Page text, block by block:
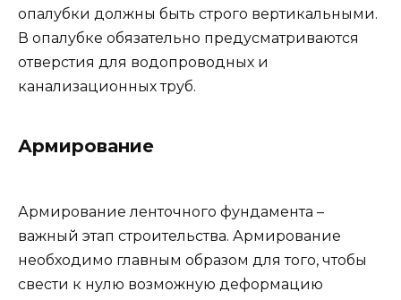
опалубки должны быть строго вертикальными.
В опалубке обязательно предусматриваются
отверстия для водопроводных и
канализационных труб.
Армирование
Армирование ленточного фундамента –
важный этап строительства. Армирование
необходимо главным образом для того, чтобы
свести к нулю возможную деформацию